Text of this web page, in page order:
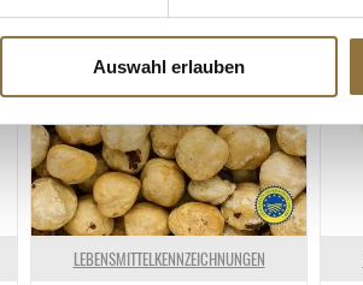
Auswahl erlauben
LEBENSMITTELKENNZEICHNUNGEN